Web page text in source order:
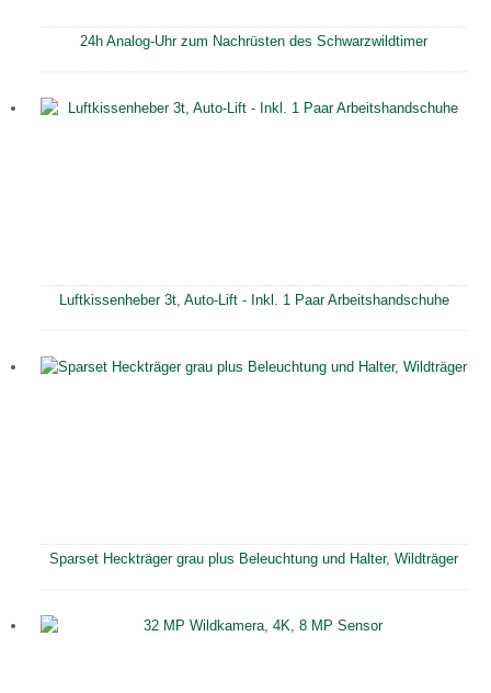
24h Analog-Uhr zum Nachrüsten des Schwarzwildtimer
Luftkissenheber 3t, Auto-Lift - Inkl. 1 Paar Arbeitshandschuhe
Sparset Heckträger grau plus Beleuchtung und Halter, Wildträger